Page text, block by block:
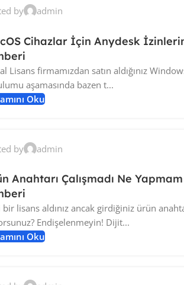
by admin
Cihazlar İçin Anydesk
Lisans firmamızdan satın aldığınız
aşamasında bazen t...
Oku
by admin
Anahtarı Çalışmadı Ne
bir lisans aldınız ancak girdiğiniz ürün
Endişelenmeyin! Dijit...
Oku